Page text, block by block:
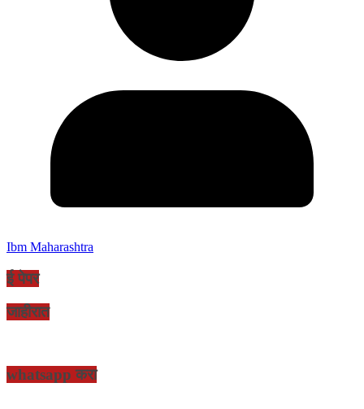
Ibm Maharashtra
ई पेपर
जाहीरात
whatsapp करा